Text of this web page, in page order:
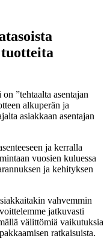
”tehtaalta asentajan
alkuperän ja
asiakkaan asentajan
ja kerralla
vuosien kuluessa
ja kehityksen
vahvemmin
jatkuvasti
välittömiä vaikutuksia
ratkaisuista.